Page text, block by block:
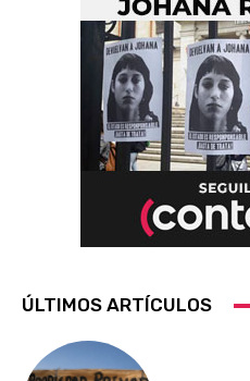
ÚLTIMOS ARTÍCULOS